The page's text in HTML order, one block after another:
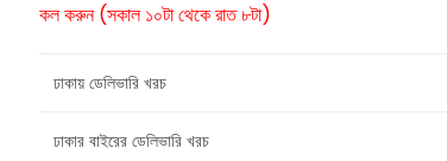
কল করুন (সকাল ১০টা থেকে রাত ৮টা)
ঢাকায় ডেলিভারি খরচ
ঢাকার বাইরের ডেলিভারি খরচ